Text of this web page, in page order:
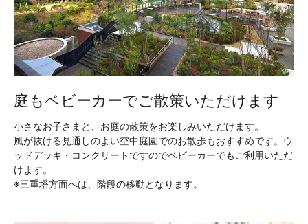
庭もベビーカーでご散策いただけます
小さなお子さまと、お庭の散策をお楽しみいただけます。
風が抜ける見通しのよい空中庭園でのお散歩もおすすめです。ウ
ッドデッキ・コンクリートですのでベビーカーでもご利用いただ
けます。
※三重塔方面へは、階段の移動となります。